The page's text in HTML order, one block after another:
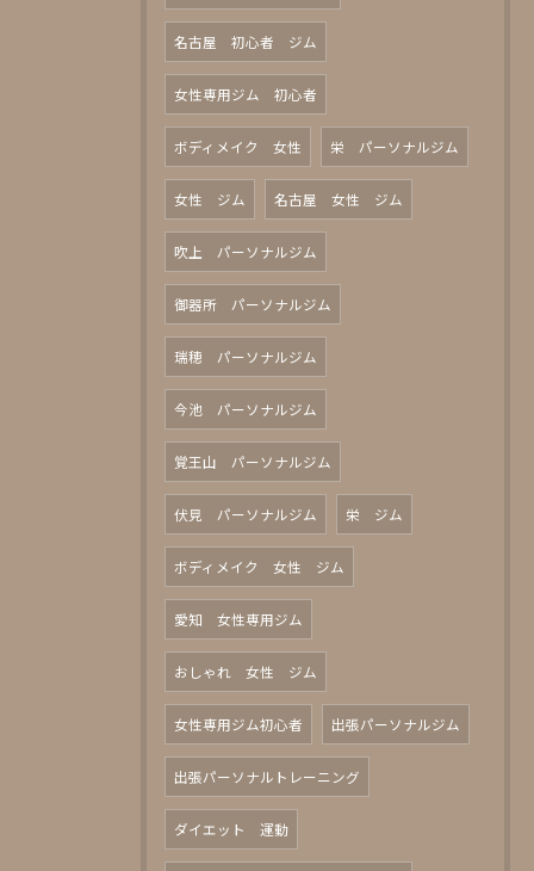
名古屋 初心者 ジム
女性専用ジム 初心者
ボディメイク 女性 栄 パーソナルジム
女性 ジム 名古屋 女性 ジム
吹上 パーソナルジム
御器所 パーソナルジム
瑞穂 パーソナルジム
今池 パーソナルジム
覚王山 パーソナルジム
伏見 パーソナルジム 栄 ジム
ボディメイク 女性 ジム
愛知 女性専用ジム
おしゃれ 女性 ジム
女性専用ジム初心者 出張パーソナルジム
出張パーソナルトレーニング
ダイエット 運動